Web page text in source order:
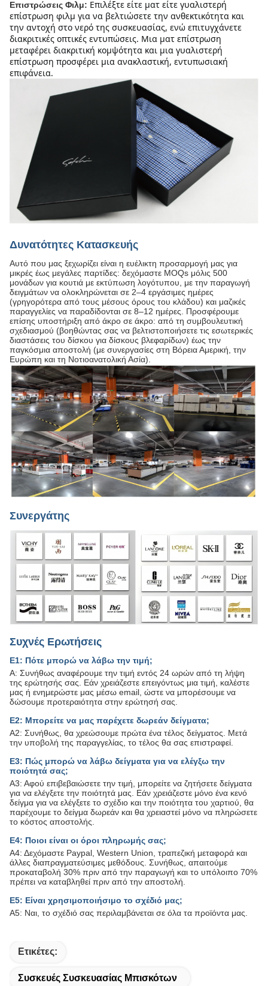
Επιστρώσεις Φιλμ: Επιλέξτε είτε ματ είτε γυαλιστερή
επίστρωση φιλμ για να βελτιώσετε την ανθεκτικότητα και
την αντοχή στο νερό της συσκευασίας, ενώ επιτυγχάνετε
διακριτικές οπτικές εντυπώσεις. Μια ματ επίστρωση
μεταφέρει διακριτική κομψότητα και μια γυαλιστερή
επίστρωση προσφέρει μια ανακλαστική, εντυπωσιακή
επιφάνεια.
Δυνατότητες Κατασκευής
Αυτό που μας ξεχωρίζει είναι η ευέλικτη προσαρμογή μας για
μικρές έως μεγάλες παρτίδες: δεχόμαστε MOQs μόλις 500
μονάδων για κουτιά με εκτύπωση λογότυπου, με την παραγωγή
δειγμάτων να ολοκληρώνεται σε 2–4 εργάσιμες ημέρες
(γρηγορότερα από τους μέσους όρους του κλάδου) και μαζικές
παραγγελίες να παραδίδονται σε 8–12 ημέρες. Προσφέρουμε
επίσης υποστήριξη από άκρο σε άκρο: από τη συμβουλευτική
σχεδιασμού (βοηθώντας σας να βελτιστοποιήσετε τις εσωτερικές
διαστάσεις του δίσκου για δίσκους βλεφαρίδων) έως την
παγκόσμια αποστολή (με συνεργασίες στη Βόρεια Αμερική, την
Ευρώπη και τη Νοτιοανατολική Ασία).
Συνεργάτης
Συχνές Ερωτήσεις
Ε1: Πότε μπορώ να λάβω την τιμή;
Α: Συνήθως αναφέρουμε την τιμή εντός 24 ωρών από τη λήψη
της ερώτησής σας. Εάν χρειάζεστε επειγόντως μια τιμή, καλέστε
μας ή ενημερώστε μας μέσω email, ώστε να μπορέσουμε να
δώσουμε προτεραιότητα στην ερώτησή σας.
Ε2: Μπορείτε να μας παρέχετε δωρεάν δείγματα;
Α2: Συνήθως, θα χρεώσουμε πρώτα ένα τέλος δείγματος. Μετά
την υποβολή της παραγγελίας, το τέλος θα σας επιστραφεί.
Ε3: Πώς μπορώ να λάβω δείγματα για να ελέγξω την
ποιότητά σας;
Α3: Αφού επιβεβαιώσετε την τιμή, μπορείτε να ζητήσετε δείγματα
για να ελέγξετε την ποιότητά μας. Εάν χρειάζεστε μόνο ένα κενό
δείγμα για να ελέγξετε το σχέδιο και την ποιότητα του χαρτιού, θα
παρέχουμε το δείγμα δωρεάν και θα χρειαστεί μόνο να πληρώσετε
το κόστος αποστολής.
Ε4: Ποιοι είναι οι όροι πληρωμής σας;
Α4: Δεχόμαστε Paypal, Western Union, τραπεζική μεταφορά και
άλλες διαπραγματεύσιμες μεθόδους. Συνήθως, απαιτούμε
προκαταβολή 30% πριν από την παραγωγή και το υπόλοιπο 70%
πρέπει να καταβληθεί πριν από την αποστολή.
Ε5: Είναι χρησιμοποιήσιμο το σχέδιό μας;
Α5: Ναι, το σχέδιό σας περιλαμβάνεται σε όλα τα προϊόντα μας.
Ετικέτες:
Συσκευές Συσκευασίας Μπισκότων